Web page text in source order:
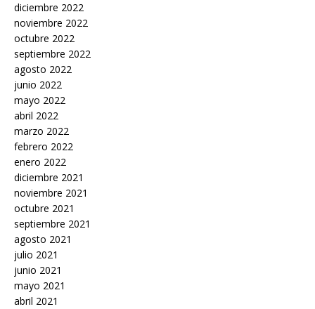
diciembre 2022
noviembre 2022
octubre 2022
septiembre 2022
agosto 2022
junio 2022
mayo 2022
abril 2022
marzo 2022
febrero 2022
enero 2022
diciembre 2021
noviembre 2021
octubre 2021
septiembre 2021
agosto 2021
julio 2021
junio 2021
mayo 2021
abril 2021